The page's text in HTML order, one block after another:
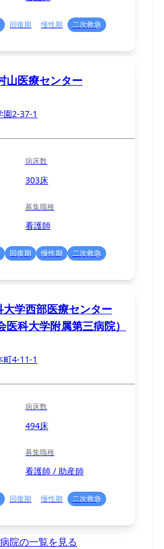
回復期 慢性期
二次救急
山医療センター
園2-37-1
病床数
303床
募集職種
看護師
回復期 慢性期
二次救急
学西部医療センター
医科大学附属第三病院）
町4-11-1
病床数
494床
募集職種
看護師 / 助産師
回復期 慢性期
二次救急
院の一覧を見る